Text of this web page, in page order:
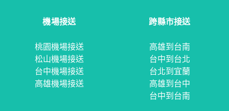
機場接送
桃園機場接送
松山機場接送
台中機場接送
高雄機場接送
跨縣市接送
高雄到台南
台中到台北
台北到宜蘭
高雄到台中
台中到台南